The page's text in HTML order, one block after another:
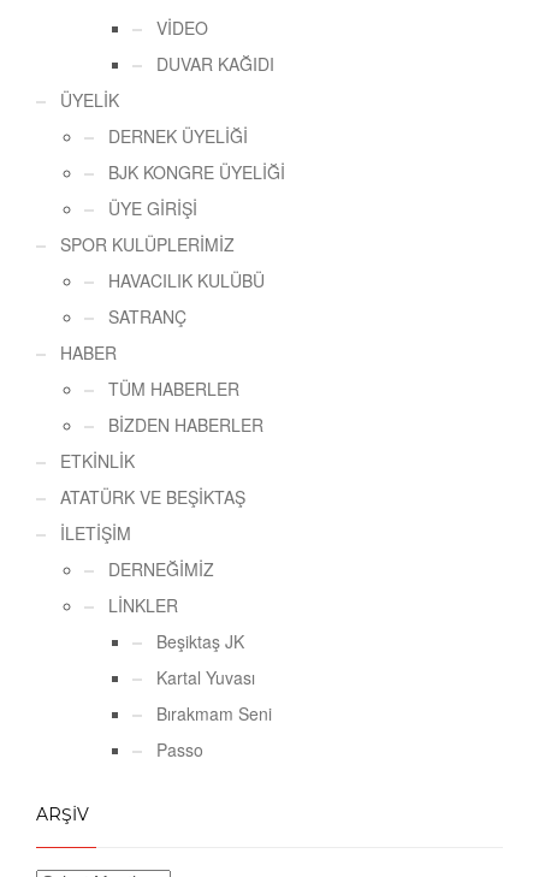
VİDEO
DUVAR KAĞIDI
ÜYELİK
DERNEK ÜYELİĞİ
BJK KONGRE ÜYELİĞİ
ÜYE GİRİŞİ
SPOR KULÜPLERİMİZ
HAVACILIK KULÜBÜ
SATRANÇ
HABER
TÜM HABERLER
BİZDEN HABERLER
ETKİNLİK
ATATÜRK VE BEŞİKTAŞ
İLETİŞİM
DERNEĞİMİZ
LİNKLER
Beşiktaş JK
Kartal Yuvası
Bırakmam Seni
Passo
ARŞİV